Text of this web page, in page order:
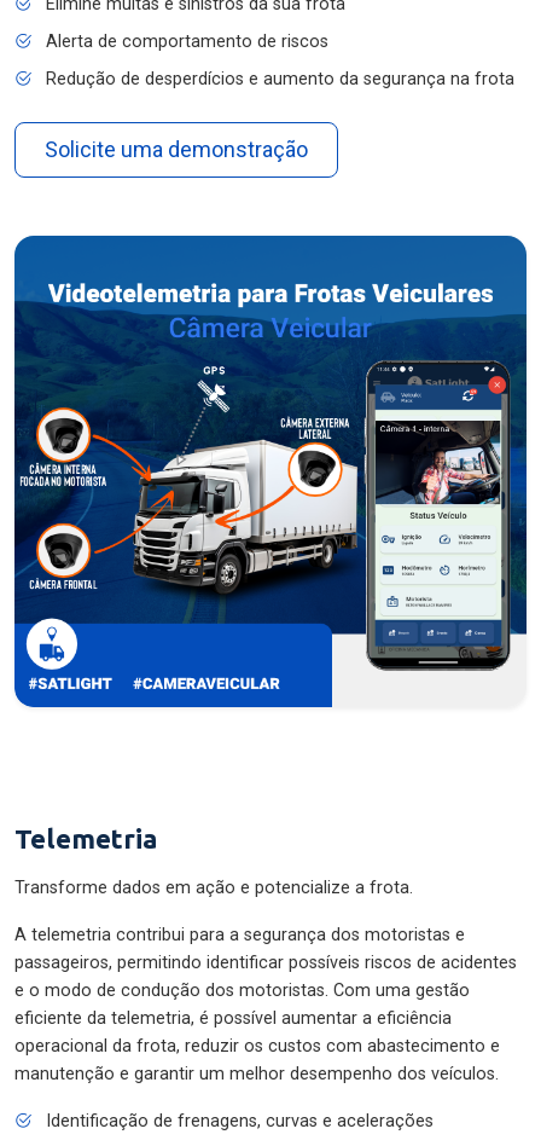
Elimine multas e sinistros da sua frota
Alerta de comportamento de riscos
Redução de desperdícios e aumento da segurança na frota
Solicite uma demonstração
Telemetria
Transforme dados em ação e potencialize a frota.
A telemetria contribui para a segurança dos motoristas e
passageiros, permitindo identificar possíveis riscos de acidentes
e o modo de condução dos motoristas. Com uma gestão
eficiente da telemetria, é possível aumentar a eficiência
operacional da frota, reduzir os custos com abastecimento e
manutenção e garantir um melhor desempenho dos veículos.
Identificação de frenagens, curvas e acelerações